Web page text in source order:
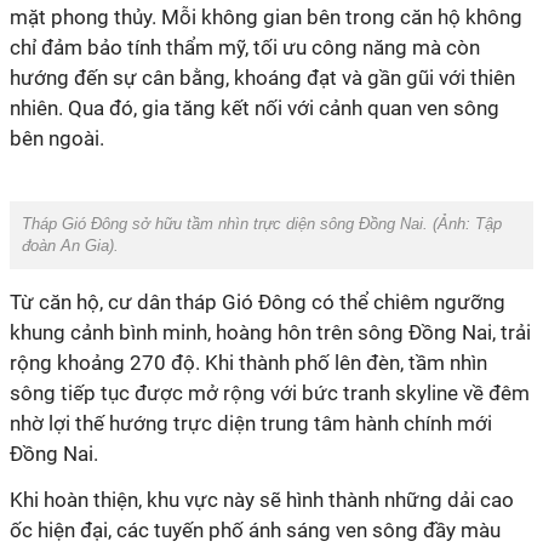
mặt phong thủy. Mỗi không gian bên trong căn hộ không
chỉ đảm bảo tính thẩm mỹ, tối ưu công năng mà còn
hướng đến sự cân bằng, khoáng đạt và gần gũi với thiên
nhiên. Qua đó, gia tăng kết nối với cảnh quan ven sông
bên ngoài.
Tháp Gió Đông sở hữu tầm nhìn trực diện sông Đồng Nai. (Ảnh: Tập
đoàn An Gia).
Từ căn hộ, cư dân tháp Gió Đông có thể chiêm ngưỡng
khung cảnh bình minh, hoàng hôn trên sông Đồng Nai, trải
rộng khoảng 270 độ. Khi thành phố lên đèn, tầm nhìn
sông tiếp tục được mở rộng với bức tranh skyline về đêm
nhờ lợi thế hướng trực diện trung tâm hành chính mới
Đồng Nai.
Khi hoàn thiện, khu vực này sẽ hình thành những dải cao
ốc hiện đại, các tuyến phố ánh sáng ven sông đầy màu